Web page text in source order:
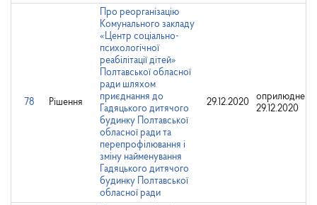
78 Рішення
Про реорганізацію
Комунального закладу
«Центр соціально-
психологічної
реабілітації дітей»
Полтавської обласної
ради шляхом
приєднання до
Гадяцького дитячого
будинку Полтавської
обласної ради та
перепрофілювання і
зміну найменування
Гадяцького дитячого
будинку Полтавської
обласної ради
29.12.2020
оприлюднено:
29.12.2020